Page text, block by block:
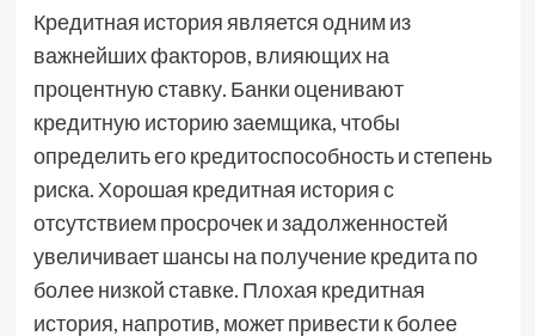
Кредитная история является одним из
важнейших факторов, влияющих на
процентную ставку. Банки оценивают
кредитную историю заемщика, чтобы
определить его кредитоспособность и степень
риска. Хорошая кредитная история с
отсутствием просрочек и задолженностей
увеличивает шансы на получение кредита по
более низкой ставке. Плохая кредитная
история, напротив, может привести к более